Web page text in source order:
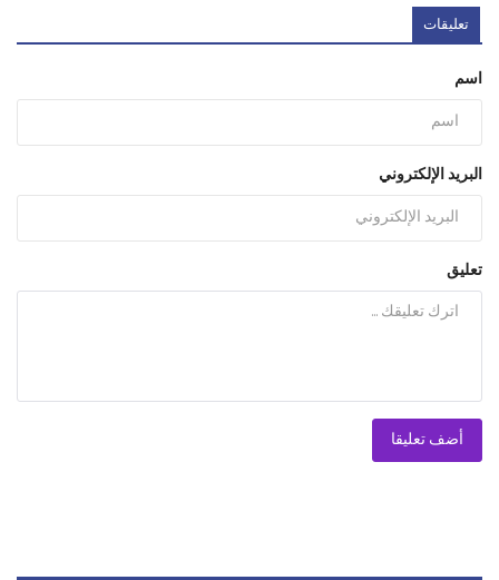
تعليقات
اسم
البريد الإلكتروني
تعليق
أضف تعليقا